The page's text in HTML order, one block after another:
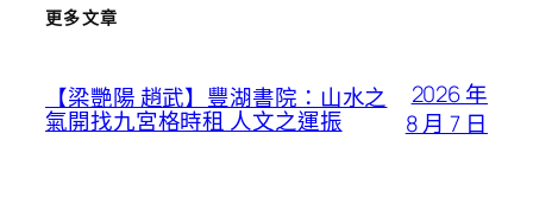
更多文章
【梁艷陽 趙武】豐湖書院：山水之
氣開找九宮格時租 人文之運振
2026 年
8 月 7 日